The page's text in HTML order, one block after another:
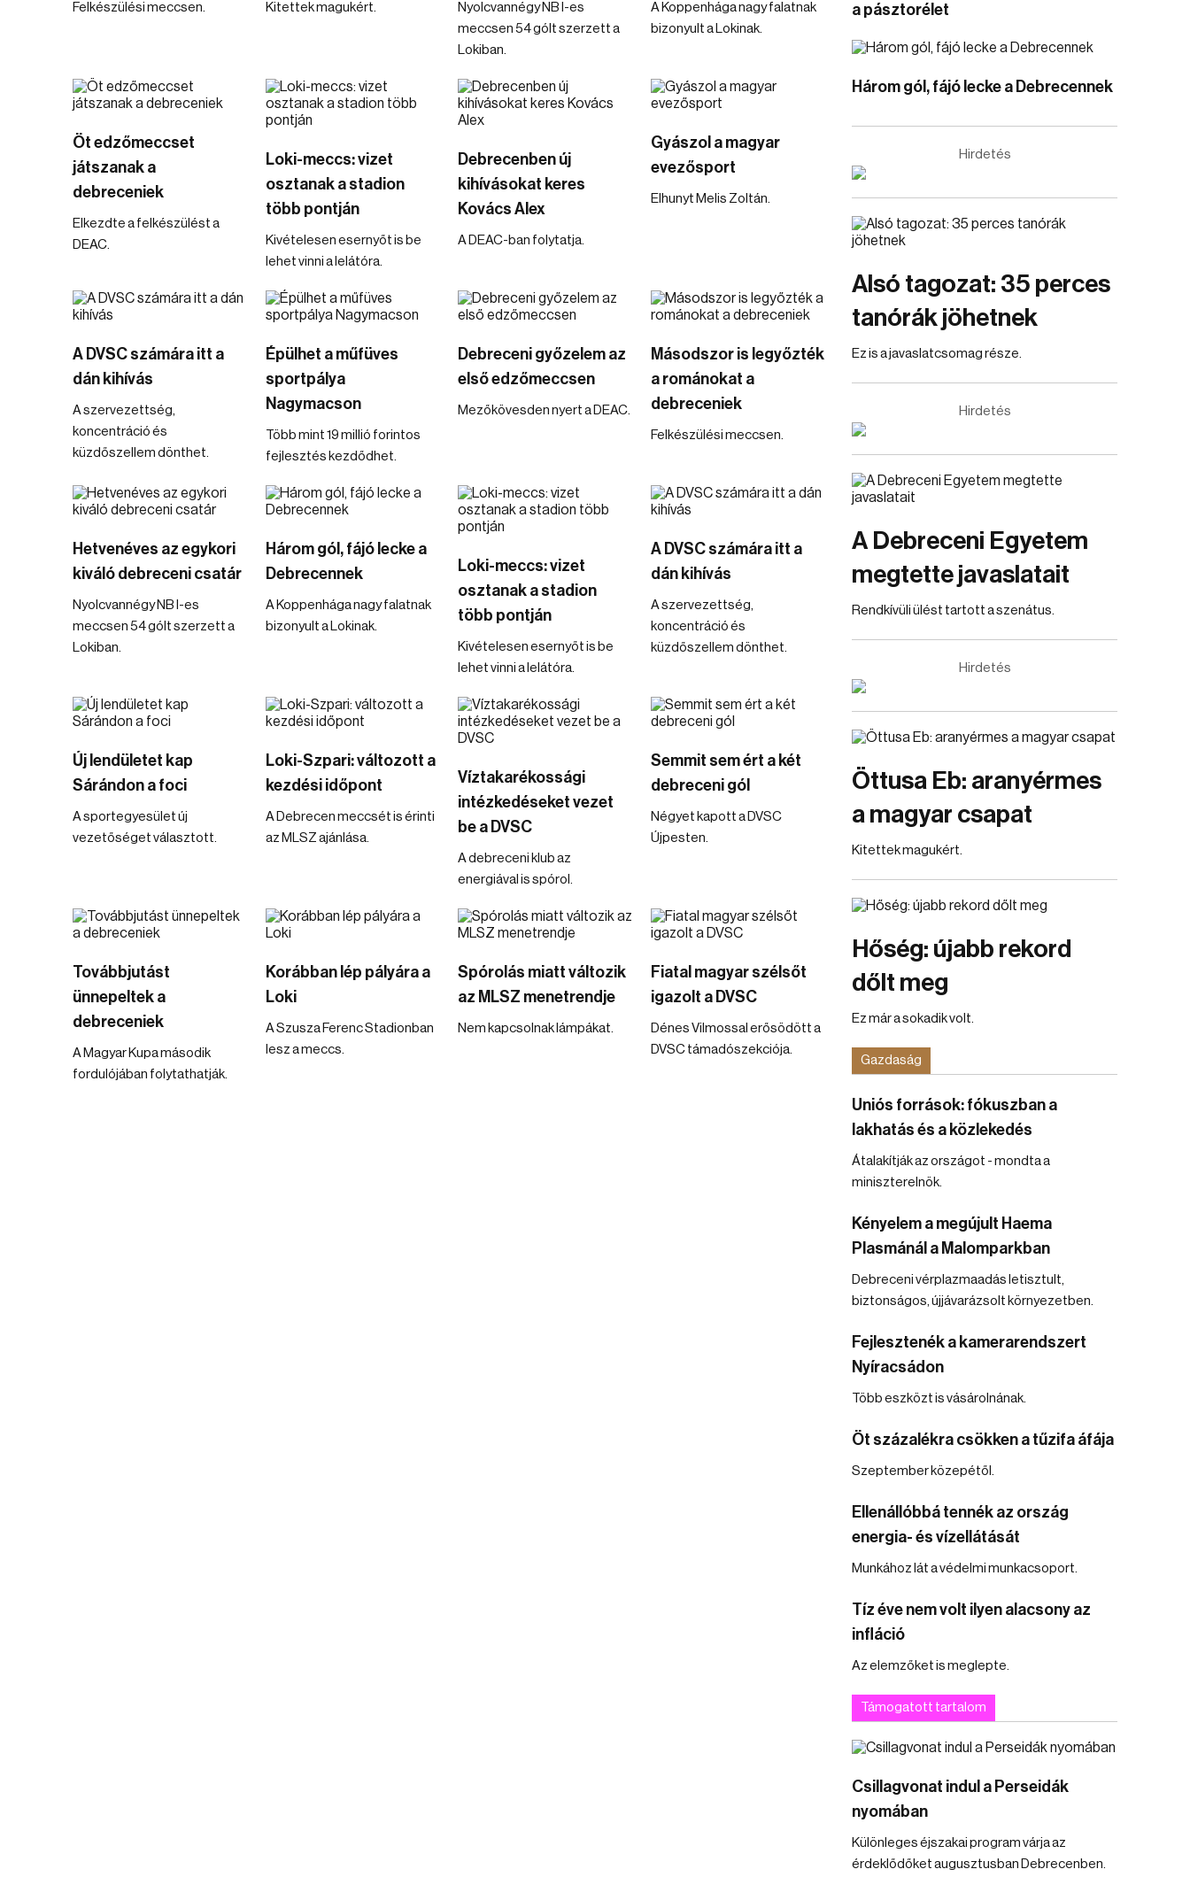
Felkészülési meccsen. Kitettek magukért.
Nyolcvannégy NB I-es
meccsen 54 gólt szerzett a
Lokiban.
A Koppenhága nagy falatnak
bizonyult a Lokinak.
Öt edzőmeccset
játszanak a
debreceniek
Elkezdte a felkészülést a
DEAC.
Loki-meccs: vizet
osztanak a stadion
több pontján
Kivételesen esernyőt is be
lehet vinni a lelátóra.
Debrecenben új
kihívásokat keres
Kovács Alex
A DEAC-ban folytatja.
Gyászol a magyar
evezősport
Elhunyt Melis Zoltán.
A DVSC számára itt a
dán kihívás
A szervezettség,
koncentráció és
küzdőszellem dönthet.
Épülhet a műfüves
sportpálya
Nagymacson
Több mint 19 millió forintos
fejlesztés kezdődhet.
Debreceni győzelem az
első edzőmeccsen
Mezőkövesden nyert a DEAC.
Másodszor is legyőzték
a románokat a
debreceniek
Felkészülési meccsen.
Hetvenéves az egykori
kiváló debreceni csatár
Nyolcvannégy NB I-es
meccsen 54 gólt szerzett a
Lokiban.
Három gól, fájó lecke a
Debrecennek
A Koppenhága nagy falatnak
bizonyult a Lokinak.
Loki-meccs: vizet
osztanak a stadion
több pontján
Kivételesen esernyőt is be
lehet vinni a lelátóra.
A DVSC számára itt a
dán kihívás
A szervezettség,
koncentráció és
küzdőszellem dönthet.
Új lendületet kap
Sárándon a foci
A sportegyesület új
vezetőséget választott.
Loki-Szpari: változott a
kezdési időpont
A Debrecen meccsét is érinti
az MLSZ ajánlása.
Víztakarékossági
intézkedéseket vezet
be a DVSC
A debreceni klub az
energiával is spórol.
Semmit sem ért a két
debreceni gól
Négyet kapott a DVSC
Újpesten.
Továbbjutást
ünnepeltek a
debreceniek
A Magyar Kupa második
fordulójában folytathatják.
Korábban lép pályára a
Loki
A Szusza Ferenc Stadionban
lesz a meccs.
Spórolás miatt változik
az MLSZ menetrendje
Nem kapcsolnak lámpákat.
Fiatal magyar szélsőt
igazolt a DVSC
Dénes Vilmossal erősödött a
DVSC támadószekciója.
a pásztorélet
Három gól, fájó lecke a Debrecennek
Hirdetés
Alsó tagozat: 35 perces
tanórák jöhetnek
Ez is a javaslatcsomag része.
Hirdetés
A Debreceni Egyetem
megtette javaslatait
Rendkívüli ülést tartott a szenátus.
Hirdetés
Öttusa Eb: aranyérmes
a magyar csapat
Kitettek magukért.
Hőség: újabb rekord
dőlt meg
Ez már a sokadik volt.
Gazdaság
Uniós források: fókuszban a
lakhatás és a közlekedés
Átalakítják az országot - mondta a
miniszterelnök.
Kényelem a megújult Haema
Plasmánál a Malomparkban
Debreceni vérplazmaadás letisztult,
biztonságos, újjávarázsolt környezetben.
Fejlesztenék a kamerarendszert
Nyíracsádon
Több eszközt is vásárolnának.
Öt százalékra csökken a tűzifa áfája
Szeptember közepétől.
Ellenállóbbá tennék az ország
energia- és vízellátását
Munkához lát a védelmi munkacsoport.
Tíz éve nem volt ilyen alacsony az
infláció
Az elemzőket is meglepte.
Támogatott tartalom
Csillagvonat indul a Perseidák
nyomában
Különleges éjszakai program várja az
érdeklődőket augusztusban Debrecenben.